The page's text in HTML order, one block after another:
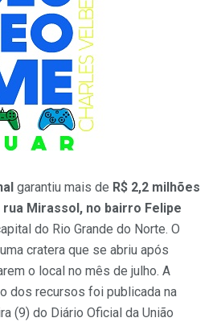
garantiu mais de R$ 2,2 milhões
rua Mirassol, no bairro Felipe
do Rio Grande do Norte. O
cratera que se abriu após
o local no mês de julho. A
dos recursos foi publicada na
(9) do Diário Oficial da União